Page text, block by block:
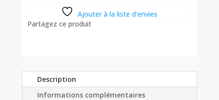
bois
Ajouter à la liste d’envies
Partagez ce produit
Description
Informations complémentaires